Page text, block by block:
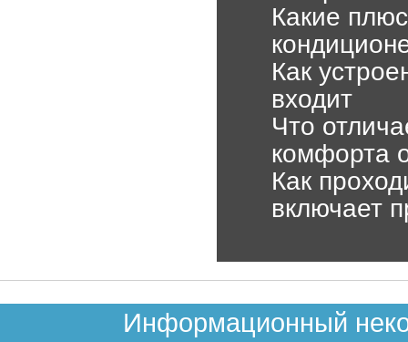
Какие
Как
входит
Что
комфорта
Как
включает
Информационный